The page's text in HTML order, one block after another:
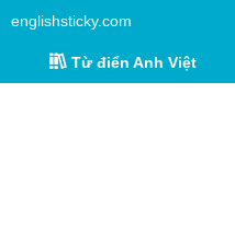
englishsticky.com
Từ điển Anh Việt